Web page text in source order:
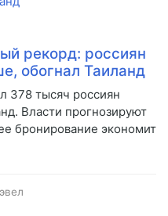
рекорд: россиян
обогнал Таиланд
378 тысяч россиян
Власти прогнозируют
бронирование экономит